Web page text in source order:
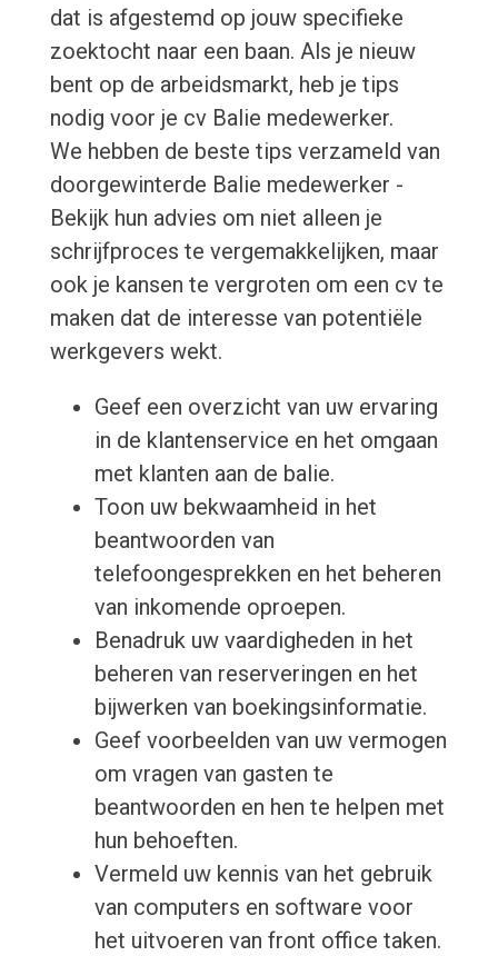
dat is afgestemd op jouw specifieke
zoektocht naar een baan. Als je nieuw
bent op de arbeidsmarkt, heb je tips
nodig voor je cv Balie medewerker.
We hebben de beste tips verzameld van
doorgewinterde Balie medewerker -
Bekijk hun advies om niet alleen je
schrijfproces te vergemakkelijken, maar
ook je kansen te vergroten om een cv te
maken dat de interesse van potentiële
werkgevers wekt.
Geef een overzicht van uw ervaring
in de klantenservice en het omgaan
met klanten aan de balie.
Toon uw bekwaamheid in het
beantwoorden van
telefoongesprekken en het beheren
van inkomende oproepen.
Benadruk uw vaardigheden in het
beheren van reserveringen en het
bijwerken van boekingsinformatie.
Geef voorbeelden van uw vermogen
om vragen van gasten te
beantwoorden en hen te helpen met
hun behoeften.
Vermeld uw kennis van het gebruik
van computers en software voor
het uitvoeren van front office taken.